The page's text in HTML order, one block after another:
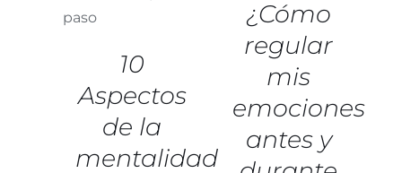
Contacto
10
Aspectos
de la
mentalidad
¿Cómo
regular
mis
emociones
antes y